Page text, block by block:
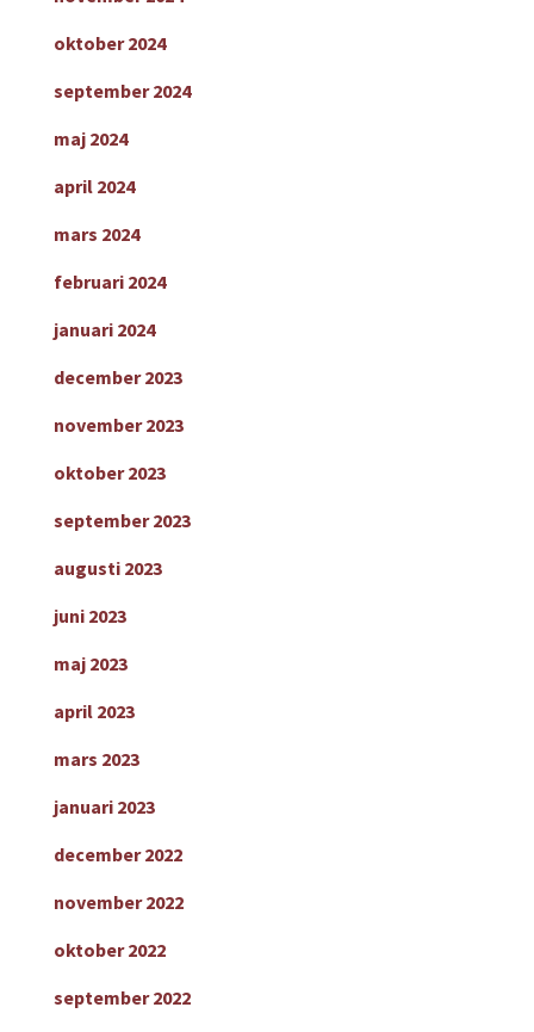
oktober 2024
september 2024
maj 2024
april 2024
mars 2024
februari 2024
januari 2024
december 2023
november 2023
oktober 2023
september 2023
augusti 2023
juni 2023
maj 2023
april 2023
mars 2023
januari 2023
december 2022
november 2022
oktober 2022
september 2022